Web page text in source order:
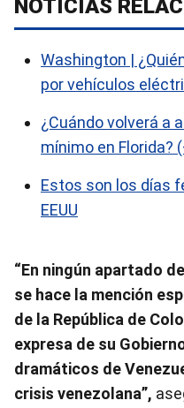
NOTICIAS
Washington |
por vehículos
¿Cuándo volverá a
mínimo en Florida?
Estos son los días
EEUU
“En ningún apartado
se hace la mención
de la República de
expresa de su
dramáticos de
crisis venezolana”,